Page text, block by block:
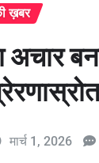
ख़बर
अचार
मार्च 1, 2026